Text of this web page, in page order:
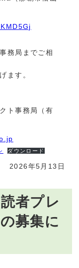
務局までご相
ます。
ト事務局（有
ダウンロード
2026年5月13日
者プレ
募集に